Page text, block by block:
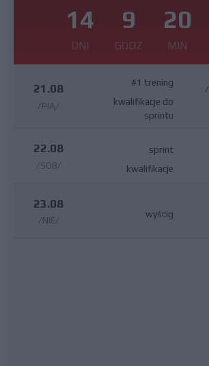
14
DNI
9
GODZ
20
MIN
21.08
/PIĄ/
#1 trening
kwalifikacje do
sprintu
/
22.08
/SOB/
sprint
kwalifikacje
23.08
/NIE/
wyścig